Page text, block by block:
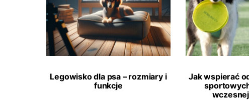
Legowisko dla psa – rozmiary i
funkcje
Jak wspierać